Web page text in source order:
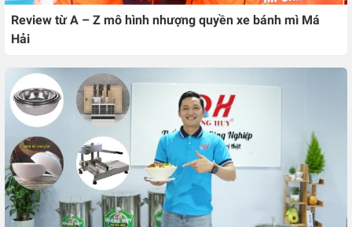
Review từ A – Z mô hình nhượng quyền xe bánh mì Má
Hải